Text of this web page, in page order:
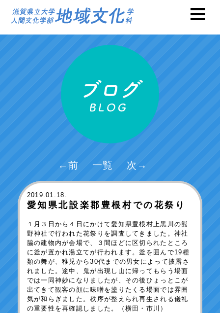
←前 一覧 次→
2019.01.18.
愛知県北設楽郡豊根村での花祭り
１月３日から４日にかけて愛知県豊根村上黒川の熊
野神社で行われた花祭りを調査してきました。神社
脇の建物内が会場で、３間ほどに区切られたところ
に釜が置かれ湯立てが行われます。釜を囲んで19種
類の舞が、稚児から30代までの男女によって披露さ
れました。途中、鬼が出現し山に帰ってもらう場面
では一同神妙になりましたが、その後ひょっとこが
出てきて観客の顔に味噌を塗りたくる場面では雰囲
気が和らぎました。秩序が整えられ再生される儀礼
の重要性を再確認しました。（横田・市川）